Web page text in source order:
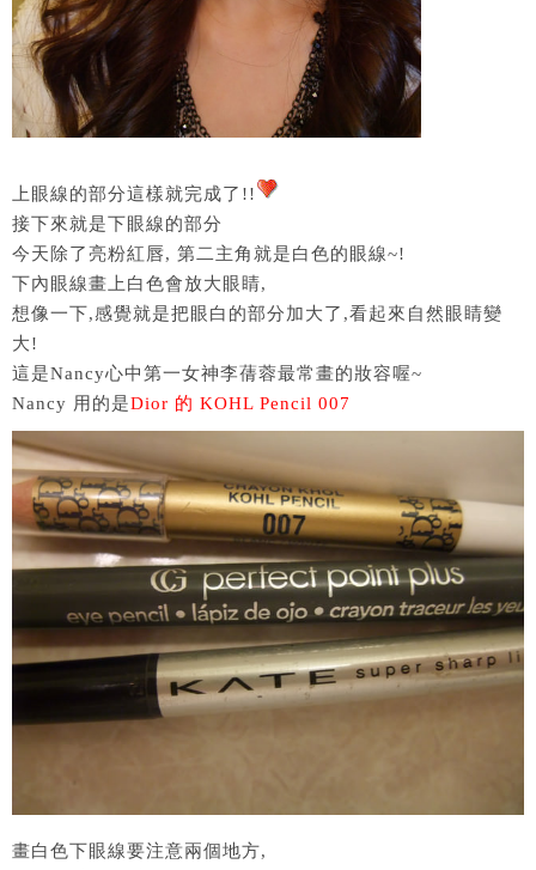
上眼線的部分這樣就完成了!!
接下來就是下眼線的部分
今天除了亮粉紅唇, 第二主角就是白色的眼線~!
下內眼線畫上白色會放大眼睛,
想像一下,感覺就是把眼白的部分加大了,看起來自然眼睛變
大!
這是Nancy心中第一女神李蒨蓉最常畫的妝容喔~
Nancy 用的是Dior 的 KOHL Pencil 007
畫白色下眼線要注意兩個地方,